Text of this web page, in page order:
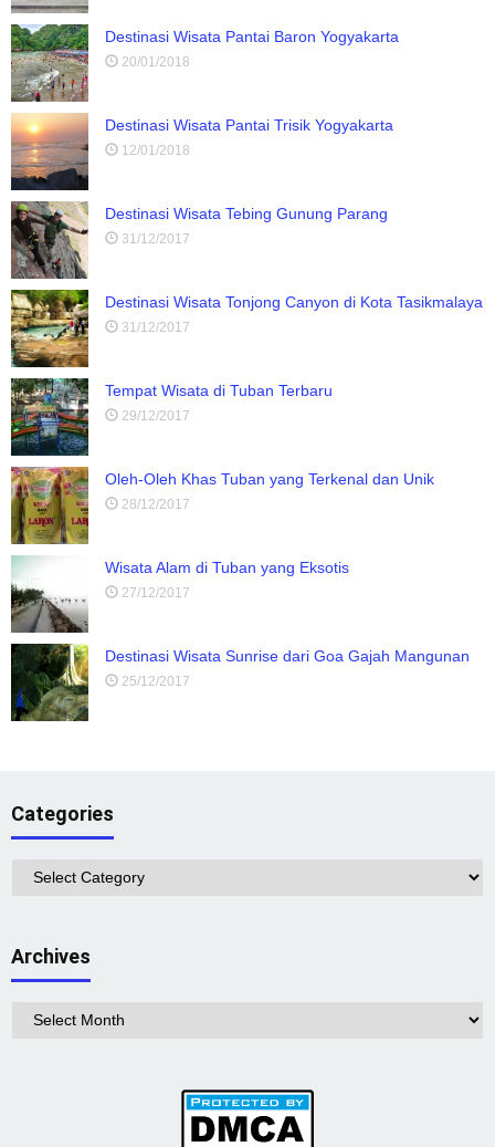
Destinasi Wisata Pantai Baron Yogyakarta
20/01/2018
Destinasi Wisata Pantai Trisik Yogyakarta
12/01/2018
Destinasi Wisata Tebing Gunung Parang
31/12/2017
Destinasi Wisata Tonjong Canyon di Kota Tasikmalaya
31/12/2017
Tempat Wisata di Tuban Terbaru
29/12/2017
Oleh-Oleh Khas Tuban yang Terkenal dan Unik
28/12/2017
Wisata Alam di Tuban yang Eksotis
27/12/2017
Destinasi Wisata Sunrise dari Goa Gajah Mangunan
25/12/2017
Categories
Categories
Archives
Archives